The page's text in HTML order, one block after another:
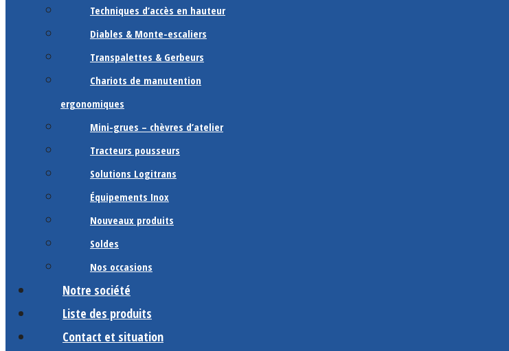
Techniques d’accès en hauteur
Diables & Monte-escaliers
Transpalettes & Gerbeurs
Chariots de manutention
ergonomiques
Mini-grues – chèvres d’atelier
Tracteurs pousseurs
Solutions Logitrans
Équipements Inox
Nouveaux produits
Soldes
Nos occasions
Notre société
Liste des produits
Contact et situation